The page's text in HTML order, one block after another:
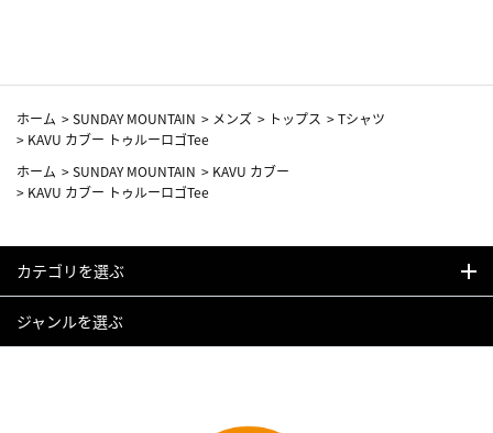
ホーム >SUNDAY MOUNTAIN > メンズ > トップス >Tシャツ
> KAVU カブー トゥルーロゴTee
ホーム >SUNDAY MOUNTAIN > KAVU カブー
> KAVU カブー トゥルーロゴTee
カテゴリを選ぶ
ジャンルを選ぶ